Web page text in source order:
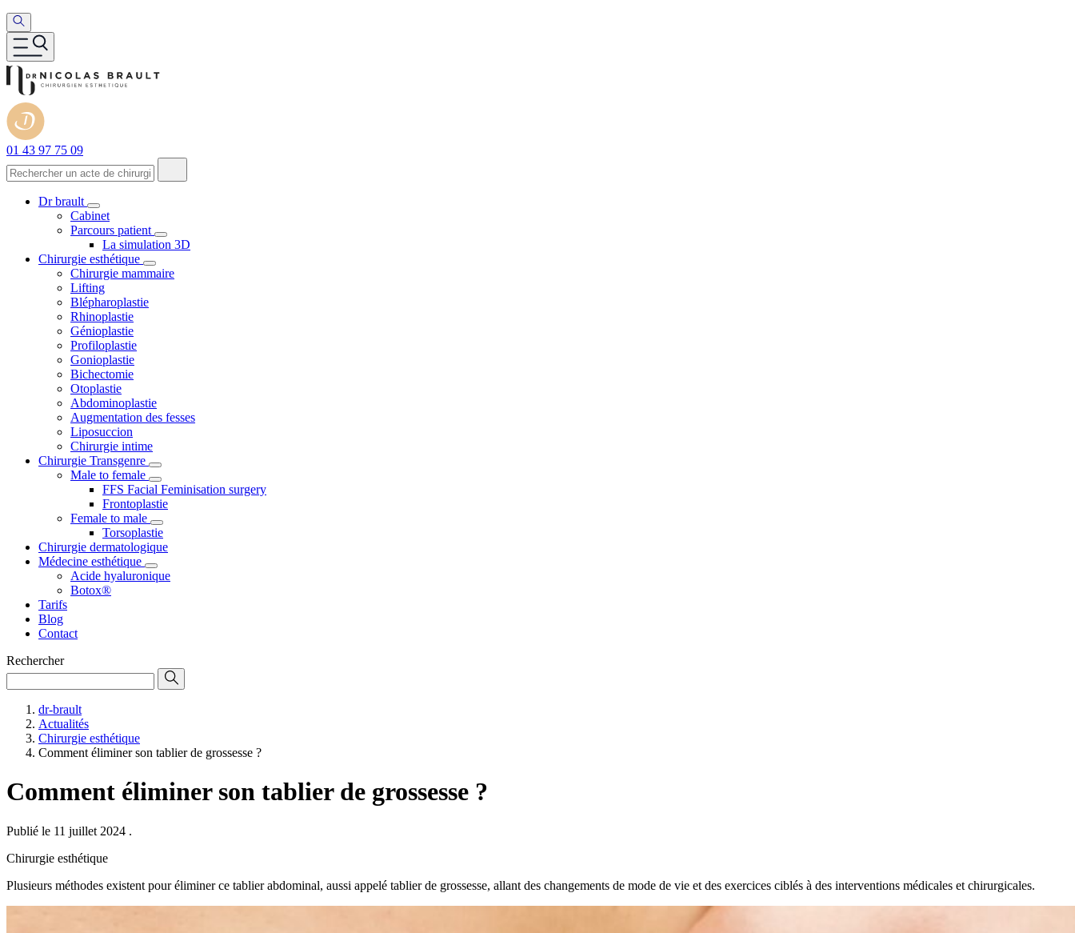
01 43 97 75 09
Dr brault
Cabinet
Parcours patient
La simulation 3D
Chirurgie esthétique
Chirurgie mammaire
Lifting
Blépharoplastie
Rhinoplastie
Génioplastie
Profiloplastie
Gonioplastie
Bichectomie
Otoplastie
Abdominoplastie
Augmentation des fesses
Liposuccion
Chirurgie intime
Chirurgie Transgenre
Male to female
FFS Facial Feminisation surgery
Frontoplastie
Female to male
Torsoplastie
Chirurgie dermatologique
Médecine esthétique
Acide hyaluronique
Botox®
Tarifs
Blog
Contact
Rechercher
dr-brault
Actualités
Chirurgie esthétique
Comment éliminer son tablier de grossesse ?
Comment éliminer son tablier de grossesse ?
Publié le 11 juillet 2024 .
Chirurgie esthétique
Plusieurs méthodes existent pour éliminer ce tablier abdominal, aussi appelé tablier de grossesse, allant des changements de mode de vie et des exercices ciblés à des interventions médicales et chirurgicales.